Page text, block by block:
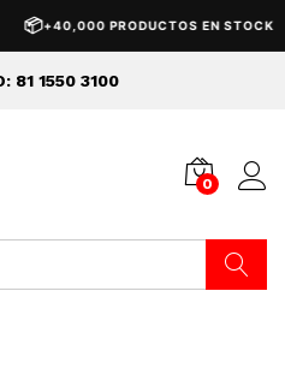
+40,000 PRODUCTOS EN STOCK
81 1550 3100
0